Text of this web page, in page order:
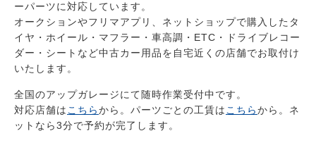
ーパーツに対応しています。
オークションやフリマアプリ、ネットショップで購入したタ
イヤ・ホイール・マフラー・車高調・ETC・ドライブレコー
ダー・シートなど中古カー用品を自宅近くの店舗でお取付け
いたします。
全国のアップガレージにて随時作業受付中です。
対応店舗は こちらから。パーツごとの工賃は こちらから。ネ
ットなら3分で予約が完了します。